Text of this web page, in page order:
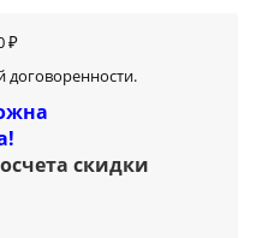
₽
договоренности.
скидки